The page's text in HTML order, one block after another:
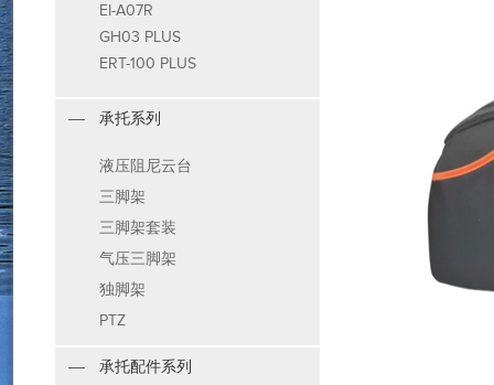
EI-A07R
GH03 PLUS
ERT-100 PLUS
承托系列
液压阻尼云台
三脚架
三脚架套装
气压三脚架
独脚架
PTZ
承托配件系列